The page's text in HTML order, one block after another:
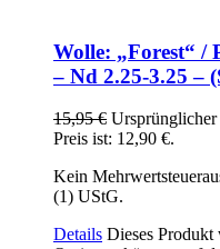
Wolle: „Forest“ /
– Nd 2.25-3.25 –
15,95€
Preis ist: 12,90 €.
Kein
(1) UStG.
Details Dieses Produkt